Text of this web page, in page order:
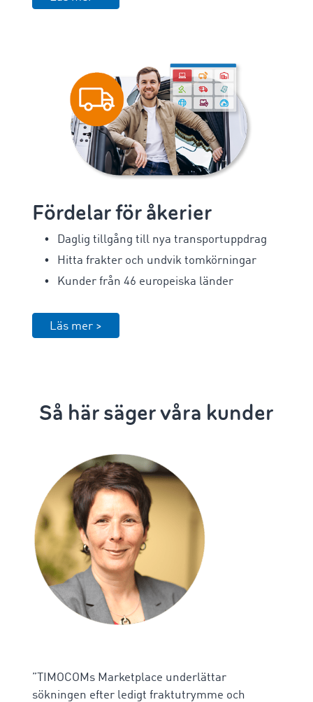
Fördelar för åkerier
Daglig tillgång till nya transportuppdrag
Hitta frakter och undvik tomkörningar
Kunder från 46 europeiska länder
Läs mer >
Så här säger våra kunder
”TIMOCOMs Marketplace underlättar
sökningen efter ledigt fraktutrymme och